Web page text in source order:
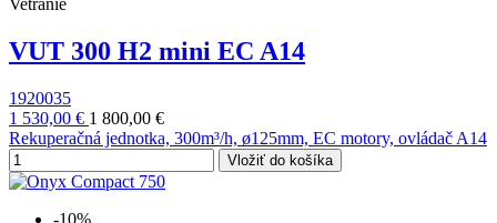
Vetranie
VUT 300 H2 mini EC A14
1920035
1 530,00 € 1 800,00 €
Rekuperačná jednotka, 300m³/h, ø125mm, EC motory, ovládač A14
Vložiť do košíka
-10%